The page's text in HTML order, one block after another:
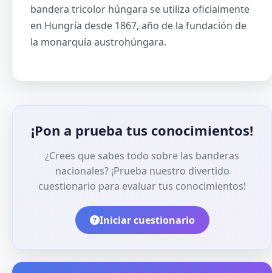
bandera tricolor húngara se utiliza oficialmente
en Hungría desde 1867, año de la fundación de
la monarquía austrohúngara.
¡Pon a prueba tus conocimientos!
¿Crees que sabes todo sobre las banderas
nacionales? ¡Prueba nuestro divertido
cuestionario para evaluar tus conocimientos!
Iniciar cuestionario